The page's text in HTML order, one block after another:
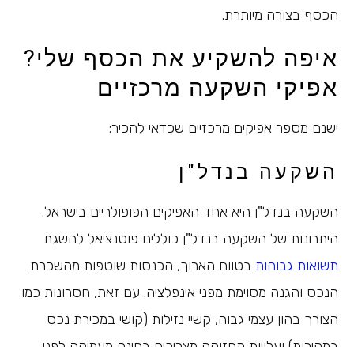
הכסף בצורה מיותרת.
איפה להשקיע את הכסף שלי?
אפיקי השקעה מרכזיים
ישנם מספר אפיקים מרכזיים שכדאי להכיר:
השקעה בנדל"ן
השקעה בנדל"ן היא אחד האפיקים הפופולריים בישראל.
היתרונות של השקעה בנדל"ן כוללים פוטנציאל להשגת
תשואות גבוהות בטווח הארוך, הכנסות שוטפות מהשכרת
הנכס והגנה מסוימת מפני אינפלציה. עם זאת, חסרונות כמו
הצורך בהון עצמי גבוה, קשיי נזילות (קושי במכירת נכס